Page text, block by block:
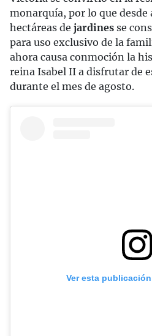
monarquía, por lo que desde
hectáreas de jardines se
para uso exclusivo de la
ahora causa conmoción la
reina Isabel II a disfrutar de
durante el mes de agosto.
Ver esta